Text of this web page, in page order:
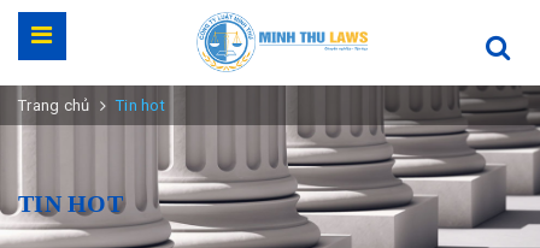
Trang chủ Tin hot
TIN HOT